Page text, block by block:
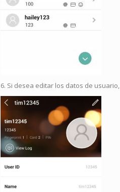
6. Si desea editar los datos de